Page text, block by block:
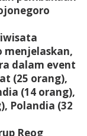
menjelaskan,
dalam event
(25 orang),
(14 orang),
Polandia (32
Reog